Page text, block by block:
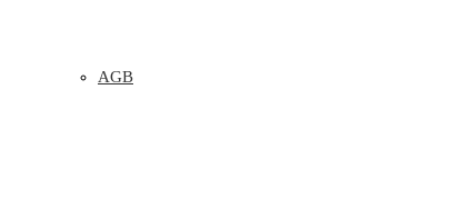
AGB